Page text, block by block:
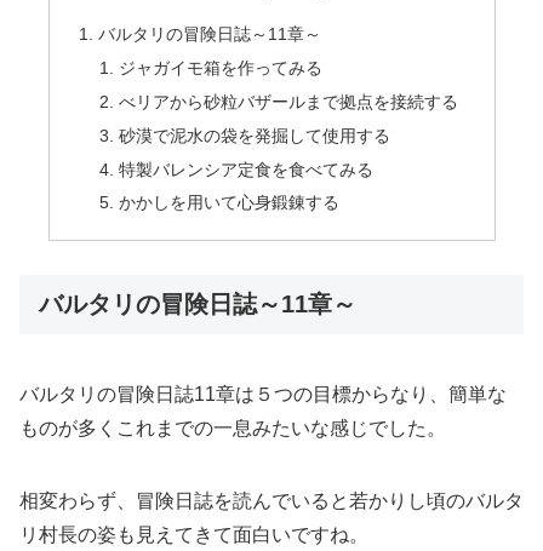
バルタリの冒険日誌～11章～
ジャガイモ箱を作ってみる
べリアから砂粒バザールまで拠点を接続する
砂漠で泥水の袋を発掘して使用する
特製バレンシア定食を食べてみる
かかしを用いて心身鍛錬する
バルタリの冒険日誌～11章～
バルタリの冒険日誌11章は５つの目標からなり、簡単な
ものが多くこれまでの一息みたいな感じでした。
相変わらず、冒険日誌を読んでいると若かりし頃のバルタ
リ村長の姿も見えてきて面白いですね。